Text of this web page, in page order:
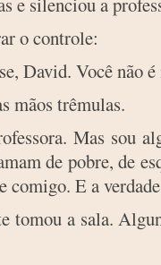
o controle:
David. Você não
mãos trêmulas.
Mas sou
de pobre, de
comigo. E a
tomou a sala.